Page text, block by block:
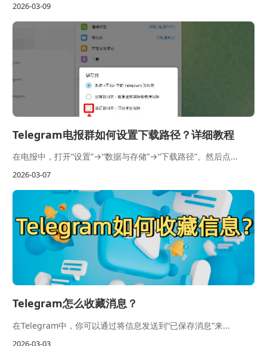
2026-03-09
Telegram电报群如何设置下载路径？详细教程
在电报中，打开“设置”→“数据与存储”→“下载路径”。然后点...
2026-03-07
Telegram怎么收藏消息？
在Telegram中，你可以通过将信息发送到“已保存消息”来...
2026-03-03